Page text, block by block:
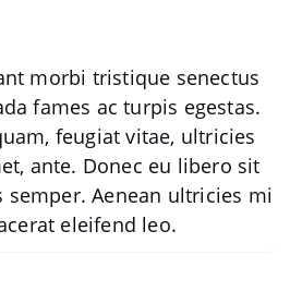
morbi tristique senectus
fames ac turpis egestas.
feugiat vitae, ultricies
ante. Donec eu libero sit
semper. Aenean ultricies mi
eleifend leo.